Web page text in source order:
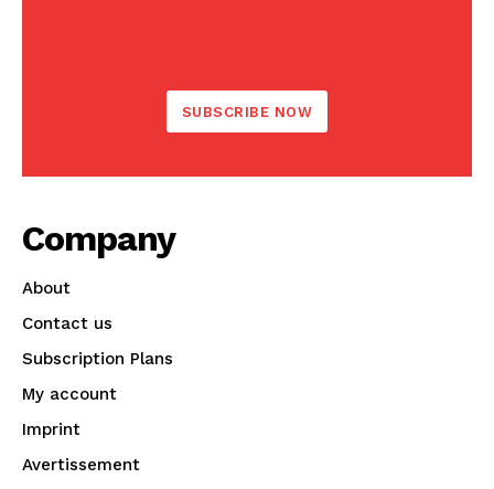
SUBSCRIBE NOW
Company
About
Contact us
Subscription Plans
My account
Imprint
Avertissement